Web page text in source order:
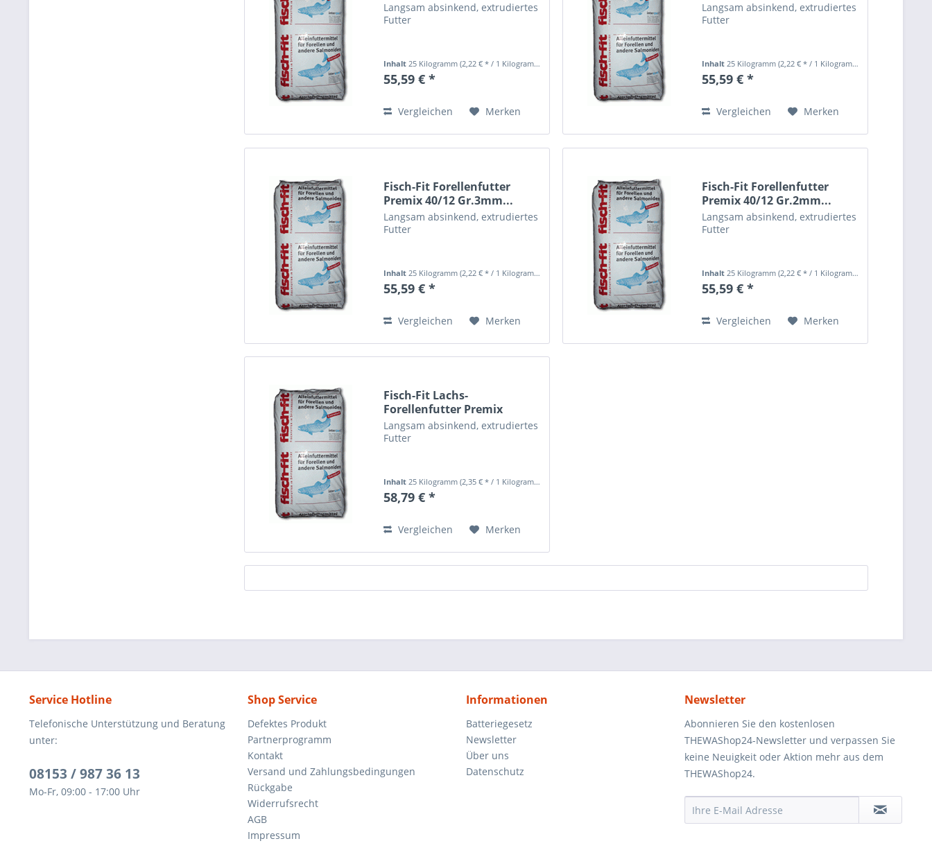
Langsam absinkend, extrudiertes
Futter
Inhalt25 Kilogramm(2,22 € * / 1 Kilogramm)
55,59 € *
Vergleichen Merken
Langsam absinkend, extrudiertes
Futter
Inhalt25 Kilogramm(2,22 € * / 1 Kilogramm)
55,59 € *
Vergleichen Merken
Fisch-Fit Forellenfutter
Premix 40/12 Gr.3mm...
Langsam absinkend, extrudiertes
Futter
Inhalt 25 Kilogramm(2,22 € * / 1 Kilogramm)
55,59 € *
Vergleichen Merken
Fisch-Fit Forellenfutter
Premix 40/12 Gr.2mm...
Langsam absinkend, extrudiertes
Futter
Inhalt 25 Kilogramm(2,22 € * / 1 Kilogramm)
55,59 € *
Vergleichen Merken
Fisch-Fit Lachs-
Forellenfutter Premix
55/25...
Langsam absinkend, extrudiertes
Futter
Inhalt 25 Kilogramm(2,35 € * / 1 Kilogramm)
58,79 € *
Vergleichen Merken
Service Hotline
Telefonische Unterstützung und Beratung
unter:
08153 / 987 36 13
Mo-Fr, 09:00 - 17:00 Uhr
Shop Service
Defektes Produkt
Partnerprogramm
Kontakt
Versand und Zahlungsbedingungen
Rückgabe
Widerrufsrecht
AGB
Impressum
Informationen
Batteriegesetz
Newsletter
Über uns
Datenschutz
Newsletter
Abonnieren Sie den kostenlosen
THEWAShop24-Newsletter und verpassen Sie
keine Neuigkeit oder Aktion mehr aus dem
THEWAShop24.